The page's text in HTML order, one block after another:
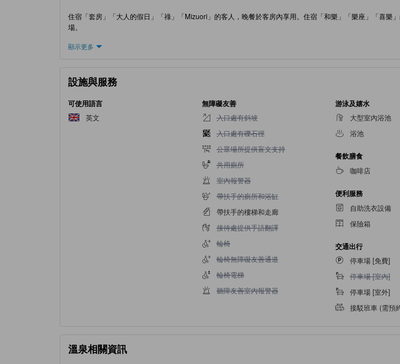
住宿「套房」「大人的假日」「祿」「Mizuori」的客人，晚餐於客房內享用。住宿「和樂」「樂座」「喜樂
場。
顯示更多
設施與服務
可使用語言
英文
無障礙友善
入口處有斜坡不適用
入口處有斜坡
入口處有礫石徑不適用
入口處有礫石徑
公眾場所提供盲文支持不適用
公眾場所提供盲文支持
共用廁所不適用
共用廁所
室內報警器不適用
室內報警器
帶扶手的廁所和浴缸不適用
帶扶手的廁所和浴缸
帶扶手的樓梯和走廊
接待處提供手語翻譯不適用
接待處提供手語翻譯
輪椅不適用
輪椅
輪椅無障礙友善通道不適用
輪椅無障礙友善通道
輪椅電梯不適用
輪椅電梯
聽障友善室內報警器不適用
聽障友善室內報警器
游泳及嬉水
大型室內浴池
浴池
餐飲膳食
咖啡店
便利服務
自助洗衣設備
保險箱
交通出行
停車場 [免費]
停車場 [室內]不適
停車場 [室內]
停車場 [室外]
接駁班車 (需預
溫泉相關資訊